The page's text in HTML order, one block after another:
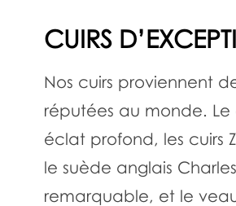
CUIRS
Nos cuirs proviennent
réputées au monde.
éclat profond, les cuirs
le suède anglais
remarquable, et le